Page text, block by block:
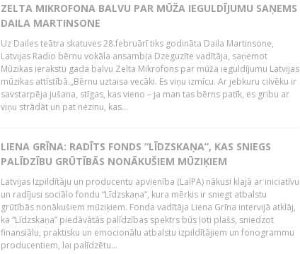
ZELTA MIKROFONA BALVU PAR MŪŽA IEGULDĪJUMU SAŅEMS
DAILA MARTINSONE
Uz Dailes teātra skatuves 28.februārī tiks godināta Daila Martinsone,
Latvijas Radio bērnu vokāla ansambļa Dzeguzīte vadītāja, saņemot
Mūzikas ierakstu gada balvu Zelta Mikrofons par mūža ieguldījumu Latvijas
mūzikas attīstībā.„Bērnu uztaisa vecāki. Es viņu izmīcu. Ar jebkuru cilvēku ir
savstarpēja jušana, stīgas, kas vieno – ja man tas bērns patīk, es gribu ar
viņu strādāt un pat nezinu, kas...
LIENA GRĪNA: RADĪTS FONDS “LĪDZSKAŅA”, KAS SNIEGS
PALĪDZĪBU GRŪTĪBĀS NONĀKUŠIEM MŪZIĶIEM
Latvijas Izpildītāju un producentu apvienība (LaIPA) nākusi klajā ar iniciatīvu
un radījusi sociālo fondu “Līdzskaņa”, kura mērķis ir sniegt atbalstu
grūtībās nonākušiem mūziķiem. Fonda vadītāja Liena Grīna intervijā atklāj,
ka “Līdzskaņa” piedāvātās palīdzības spektrs būs ļoti plašs, sniedzot
finansiālu, praktisku un emocionālu atbalstu izpildītājiem un fonogrammu
producentiem, lai palīdzētu...